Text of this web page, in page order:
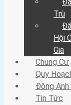
Đông Anh
Liên Hệ
/ Category /
Trù
Hội
Gia
Chung Cư
Quy
Đông
Tin Tức